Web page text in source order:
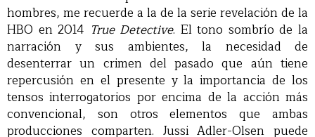
hombres, me recuerde a la de la serie revelación de la
HBO en 2014 True Detective. El tono sombrío de la
narración y sus ambientes, la necesidad de
desenterrar un crimen del pasado que aún tiene
repercusión en el presente y la importancia de los
tensos interrogatorios por encima de la acción más
convencional, son otros elementos que ambas
producciones comparten. Jussi Adler-Olsen puede